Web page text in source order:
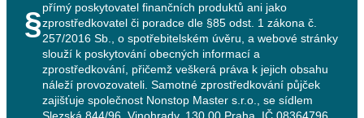
§přímý poskytovatel finančních produktů ani jako
zprostředkovatel či poradce dle §85 odst. 1 zákona č.
257/2016 Sb., o spotřebitelském úvěru, a webové stránky
slouží k poskytování obecných informací a
zprostředkování, přičemž veškerá práva k jejich obsahu
náleží provozovateli. Samotné zprostředkování půjček
zajišťuje společnost Nonstop Master s.r.o., se sídlem